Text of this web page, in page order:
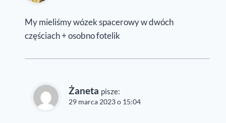
My mieliśmy wózek spacerowy w dwóch
częściach + osobno fotelik
Żaneta pisze:
29 marca 2023 o 15:04